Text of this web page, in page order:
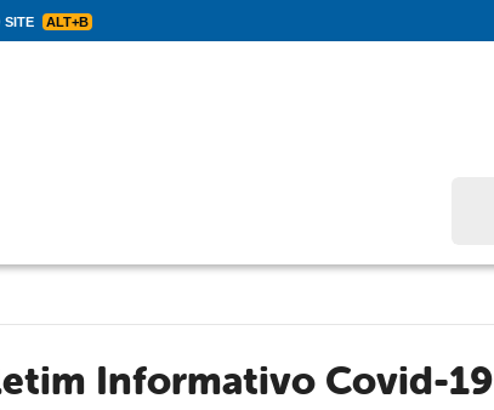
SITE ALT+B
Informativo Covid-19